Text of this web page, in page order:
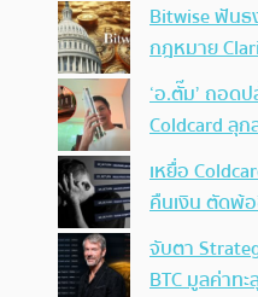
Bitwise ฟันธ
กฎหมาย
‘อ.ตั๊ม’ ถอด
Coldcard ลุ
เหยื่อ
คืนเงิน ตัดพ้
จับตา
BTC มูลค่าท